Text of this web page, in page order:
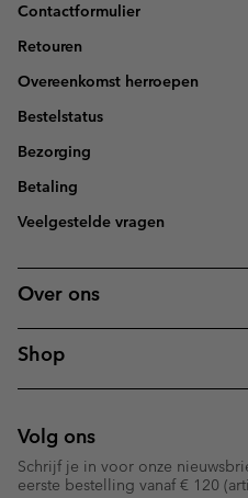
Contactformulier
Retouren
Overeenkomst herroepen
Bestelstatus
Bezorging
Betaling
Veelgestelde vragen
Over ons
Shop
Volg ons
Schrijf je in voor onze
eerste bestelling vanaf € 120